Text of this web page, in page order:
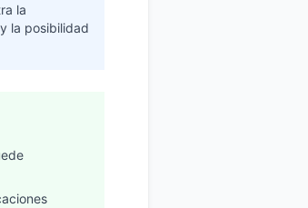
la
la posibilidad